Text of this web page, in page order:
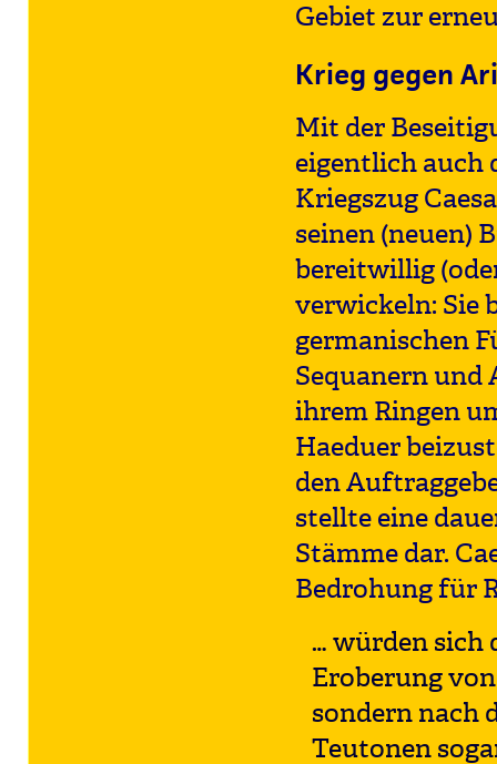
Gebiet zur
Krieg gegen
Mit der
eigentlich auch
Kriegszug
seinen (neuen)
bereitwillig
verwickeln: Sie
germanischen
Sequanern und
ihrem Ringen
Haeduer
den
stellte eine
Stämme dar.
Bedrohung für
… würden sich
Eroberung
sondern nach
Teutonen